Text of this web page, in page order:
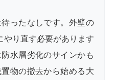
ったなしです。外壁の
り直す必要があります
水層劣化のサインかも
物の撤去から始める大